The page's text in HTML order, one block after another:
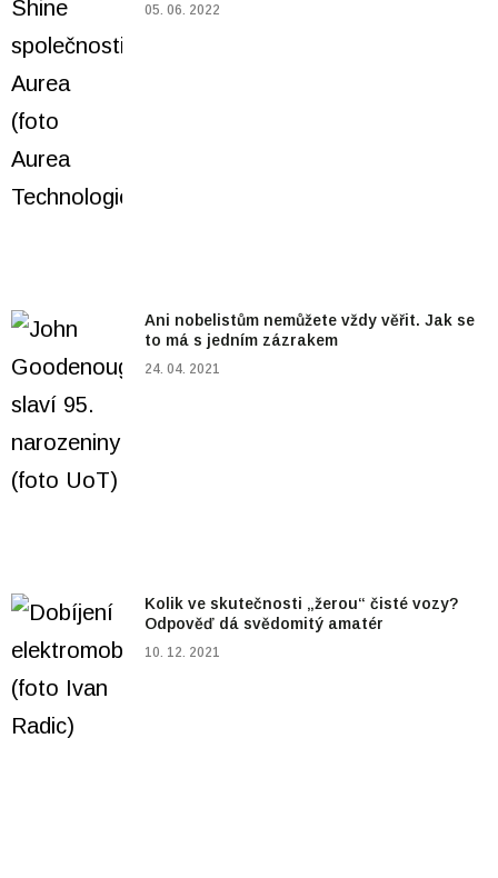
05. 06. 2022
Ani nobelistům nemůžete vždy věřit. Jak se
to má s jedním zázrakem
24. 04. 2021
Kolik ve skutečnosti „žerou“ čisté vozy?
Odpověď dá svědomitý amatér
10. 12. 2021